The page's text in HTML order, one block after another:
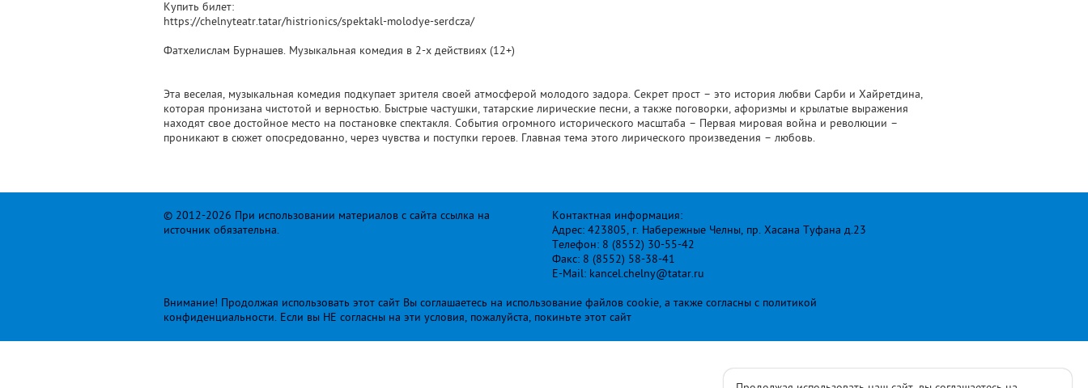
Купить билет:
https://chelnyteatr.tatar/histrionics/spektakl-molodye-serdcza/
Фатхелислам Бурнашев. Музыкальная комедия в 2-х действиях (12+)
Эта веселая, музыкальная комедия подкупает зрителя своей атмосферой молодого задора. Секрет прост – это история любви Сарби и Хайретдина,
которая пронизана чистотой и верностью. Быстрые частушки, татарские лирические песни, а также поговорки, афоризмы и крылатые выражения
находят свое достойное место на постановке спектакля. События огромного исторического масштаба – Первая мировая война и революции –
проникают в сюжет опосредованно, через чувства и поступки героев. Главная тема этого лирического произведения – любовь.
© 2012-2026 При использовании материалов с сайта ссылка на
источник обязательна.
Контактная информация:
Адрес: 423805, г. Набережные Челны, пр. Хасана Туфана д.23
Телефон: 8 (8552) 30-55-42
Факс: 8 (8552) 58-38-41
E-Mail: kancel.chelny@tatar.ru
Внимание! Продолжая использовать этот сайт Вы соглашаетесь на использование файлов cookie, а также согласны с политикой
конфиденциальности. Если вы НЕ согласны на эти условия, пожалуйста, покиньте этот сайт